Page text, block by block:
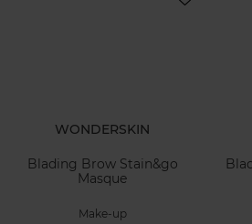
WONDERSKIN
Blading Brow Stain&go
Masque
Make-up